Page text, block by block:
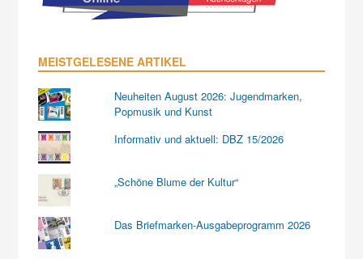
MEISTGELESENE ARTIKEL
Neuheiten August 2026: Jugendmarken,
Popmusik und Kunst
Informativ und aktuell: DBZ 15/2026
„Schöne Blume der Kultur“
Das Briefmarken-Ausgabeprogramm 2026